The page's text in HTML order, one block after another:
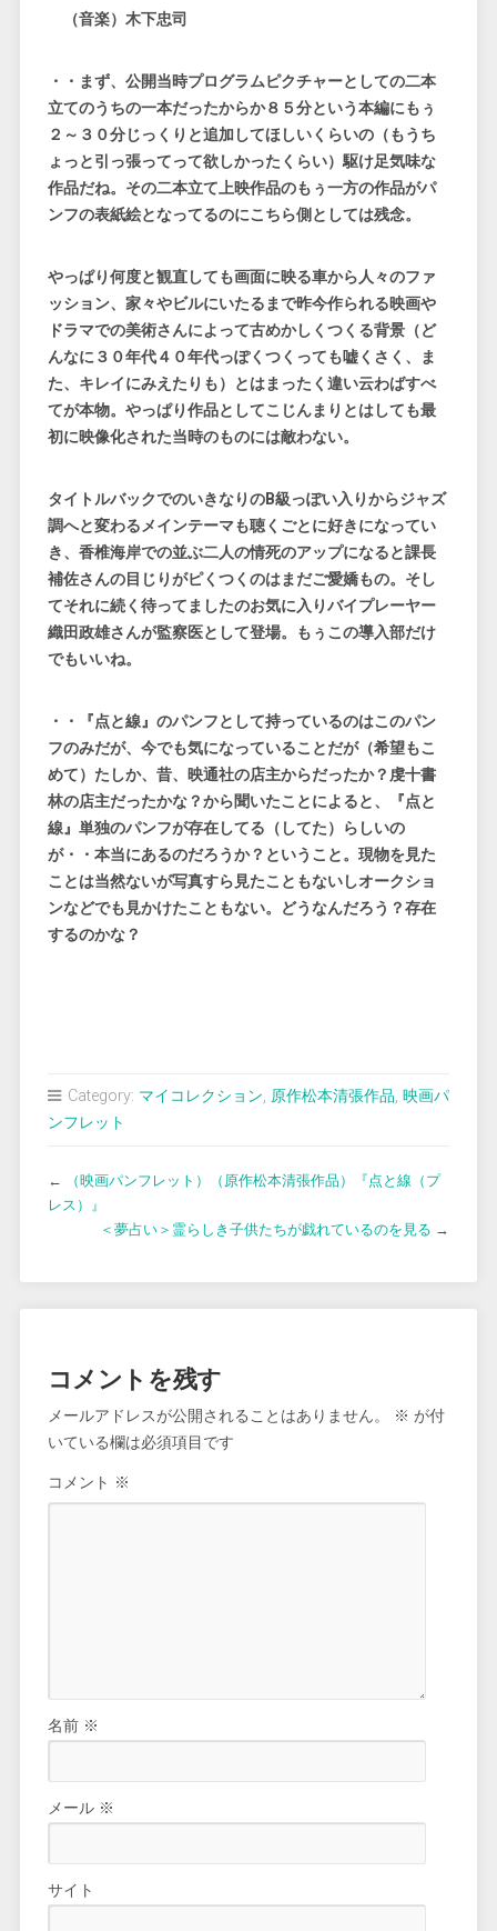
（音楽）木下忠司
・・まず、公開当時プログラムピクチャーとしての二本
立てのうちの一本だったからか８５分という本編にもぅ
２～３０分じっくりと追加してほしいくらいの（もうち
ょっと引っ張ってって欲しかったくらい）駆け足気味な
作品だね。その二本立て上映作品のもぅ一方の作品がパ
ンフの表紙絵となってるのにこちら側としては残念。
やっぱり何度と観直しても画面に映る車から人々のファ
ッション、家々やビルにいたるまで昨今作られる映画や
ドラマでの美術さんによって古めかしくつくる背景（ど
んなに３０年代４０年代っぽくつくっても嘘くさく、ま
た、キレイにみえたりも）とはまったく違い云わばすべ
てが本物。やっぱり作品としてこじんまりとはしても最
初に映像化された当時のものには敵わない。
タイトルバックでのいきなりのB級っぽい入りからジャズ
調へと変わるメインテーマも聴くごとに好きになってい
き、香椎海岸での並ぶ二人の情死のアップになると課長
補佐さんの目じりがピくつくのはまだご愛嬌もの。そし
てそれに続く待ってましたのお気に入りバイプレーヤー
織田政雄さんが監察医として登場。もぅこの導入部だけ
でもいいね。
・・『点と線』のパンフとして持っているのはこのパン
フのみだが、今でも気になっていることだが（希望もこ
めて）たしか、昔、映通社の店主からだったか？虔十書
林の店主だったかな？から聞いたことによると、『点と
線』単独のパンフが存在してる（してた）らしいの
が・・本当にあるのだろうか？ということ。現物を見た
ことは当然ないが写真すら見たこともないしオークショ
ンなどでも見かけたこともない。どうなんだろう？存在
するのかな？
Category: マイコレクション, 原作松本清張作品, 映画パ
ンフレット
←
（映画パンフレット）（原作松本清張作品）『点と線（プ
レス）』
＜夢占い＞霊らしき子供たちが戯れているのを見る →
コメントを残す
メールアドレスが公開されることはありません。 ※ が付
いている欄は必須項目です
コメント ※
名前 ※
メール ※
サイト